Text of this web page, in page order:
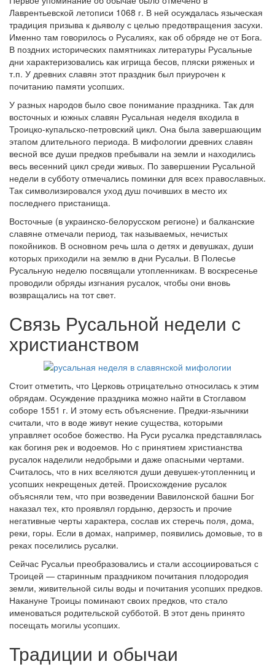
Лаврентьевской летописи 1068 г. В ней осуждалась языческая
традиция призыва к дьяволу с целью предотвращения засухи.
Именно там говорилось о Русалиях, как об обряде не от Бога.
В поздних исторических памятниках литературы Русальные
дни характеризовались как игрища бесов, пляски ряженых и
т.п. У древних славян этот праздник был приурочен к
почитанию памяти усопших.
У разных народов было свое понимание праздника. Так для
восточных и южных славян Русальная неделя входила в
Троицко-купальско-петровский цикл. Она была завершающим
этапом длительного периода. В мифологии древних славян
весной все души предков пребывали на земли и находились
весь весенний цикл среди живых. По завершении Русальной
недели в субботу отмечались поминки для всех православных.
Так символизировался уход душ почивших в место их
последнего пристанища.
Восточные (в украинско-белорусском регионе) и балканские
славяне отмечали период, так называемых, нечистых
покойников. В основном речь шла о детях и девушках, души
которых приходили на землю в дни Русальи. В Полесье
Русальную неделю посвящали утопленникам. В воскресенье
проводили обряды изгнания русалок, чтобы они вновь
возвращались на тот свет.
Связь Русальной недели с
христианством
Стоит отметить, что Церковь отрицательно относилась к этим
обрядам. Осуждение праздника можно найти в Стоглавом
соборе 1551 г. И этому есть объяснение. Предки-язычники
считали, что в воде живут некие существа, которыми
управляет особое божество. На Руси русалка представлялась
как богиня рек и водоемов. Но с принятием христианства
русалок наделили недобрыми и даже опасными чертами.
Считалось, что в них вселяются души девушек-утопленниц и
усопших некрещеных детей. Происхождение русалок
объясняли тем, что при возведении Вавилонской башни Бог
наказал тех, кто проявлял гордыню, дерзость и прочие
негативные черты характера, сослав их стеречь поля, дома,
реки, горы. Если в домах, например, появились домовые, то в
реках поселились русалки.
Сейчас Русальи преобразовались и стали ассоциироваться с
Троицей — старинным праздником почитания плодородия
земли, живительной силы воды и почитания усопших предков.
Накануне Троицы поминают своих предков, что стало
именоваться родительской субботой. В этот день принято
посещать могилы усопших.
Традиции и обычаи